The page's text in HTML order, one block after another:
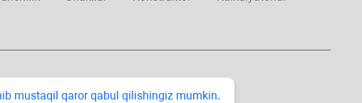
mustaqil qaror qabul qilishingiz mumkin.